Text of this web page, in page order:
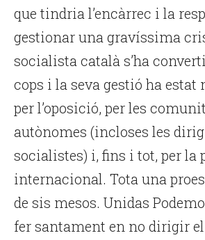
que tindria l’encàrrec i la
gestionar una gravíssima
socialista català s’ha
cops i la seva gestió ha
per l’oposició, per les
autònomes (incloses les
socialistes) i, fins i tot, per la
internacional. Tota una
de sis mesos. Unidas
fer santament en no dirigir